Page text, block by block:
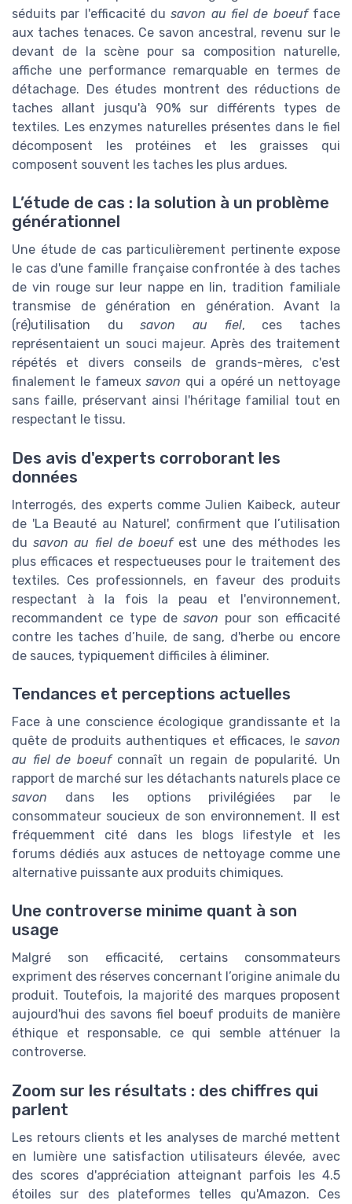
séduits par l'efficacité dusavon au fiel de boeufface
aux taches tenaces. Ce savon ancestral, revenu sur le
devant de la scène pour sa composition naturelle,
affiche une performance remarquable en termes de
détachage. Des études montrent des réductions de
taches allant jusqu'à 90% sur différents types de
textiles. Les enzymes naturelles présentes dans le fiel
décomposent les protéines et les graisses qui
composent souvent les taches les plus ardues.
L’étude de cas : la solution à un problème
générationnel
Une étude de cas particulièrement pertinente expose
le cas d'une famille française confrontée à des taches
de vin rouge sur leur nappe en lin, tradition familiale
transmise de génération en génération. Avant la
(ré)utilisation dusavon au fiel, ces taches
représentaient un souci majeur. Après des traitement
répétés et divers conseils de grands-mères, c'est
finalement le fameuxsavon qui a opéré un nettoyage
sans faille, préservant ainsi l'héritage familial tout en
respectant le tissu.
Des avis d'experts corroborant les
données
Interrogés, des experts comme Julien Kaibeck, auteur
de 'La Beauté au Naturel', confirment que l’utilisation
dusavon au fiel de boeufest une des méthodes les
plus efficaces et respectueuses pour le traitement des
textiles. Ces professionnels, en faveur des produits
respectant à la fois la peau et l'environnement,
recommandent ce type desavon pour son efficacité
contre les taches d’huile, de sang, d'herbe ou encore
de sauces, typiquement difficiles à éliminer.
Tendances et perceptions actuelles
Face à une conscience écologique grandissante et la
quête de produits authentiques et efficaces, le savon
au fiel de boeufconnaît un regain de popularité. Un
rapport de marché sur les détachants naturels place ce
savon dans les options privilégiées par le
consommateur soucieux de son environnement. Il est
fréquemment cité dans les blogs lifestyle et les
forums dédiés aux astuces de nettoyage comme une
alternative puissante aux produits chimiques.
Une controverse minime quant à son
usage
Malgré son efficacité, certains consommateurs
expriment des réserves concernant l’origine animale du
produit. Toutefois, la majorité des marques proposent
aujourd'hui des savons fiel boeuf produits de manière
éthique et responsable, ce qui semble atténuer la
controverse.
Zoom sur les résultats : des chiffres qui
parlent
Les retours clients et les analyses de marché mettent
en lumière une satisfaction utilisateurs élevée, avec
des scores d'appréciation atteignant parfois les 4.5
étoiles sur des plateformes telles qu'Amazon. Ces